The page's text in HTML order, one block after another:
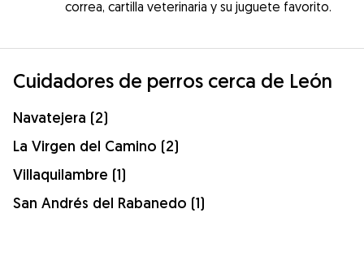
correa, cartilla veterinaria y su juguete favorito.
Cuidadores de perros cerca de León
Navatejera (2)
La Virgen del Camino (2)
Villaquilambre (1)
San Andrés del Rabanedo (1)